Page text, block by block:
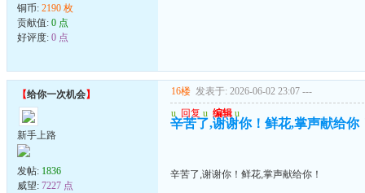
铜币: 2190 枚
贡献值: 0 点
好评度: 0 点
【给你一次机会】
新手上路
发帖: 1836
威望: 7227 点
16楼 发表于: 2026-06-02 23:07 ---
u 回复 u 编辑 u
辛苦了,谢谢你！鲜花,掌声献给你
辛苦了,谢谢你！鲜花,掌声献给你！